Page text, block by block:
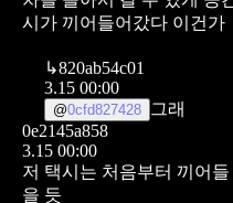
시가 끼어들어갔다 이건가
↳820ab54c01
3.15 00:00
@0cfd827428
그래
0e2145a858
3.15 00:00
저 택시는 처음부터 끼어들
을 듯